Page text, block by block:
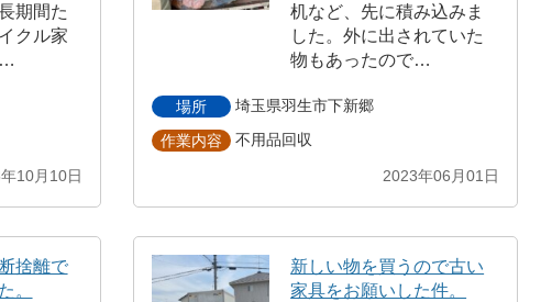
期間た
クル家
…
10月10日
机など、先に積み込みま
した。外に出されていた
物もあったので…
場所 埼玉県羽生市下新郷
作業内容 不用品回収
2023年06月01日
捨離で
。
新しい物を買うので古い
家具をお願いした件。